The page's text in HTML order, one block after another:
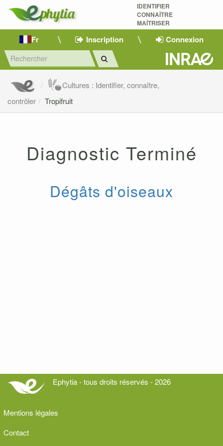
IDENTIFIER
CONNAÎTRE
MAÎTRISER
Fr Inscription Connexion
Cultures : Identifier, connaître,
contrôler
Tropifruit
Diagnostic Terminé
Dégâts d'oiseaux
Ephytia - tous droits réservés - 2026
Mentions légales
Contact